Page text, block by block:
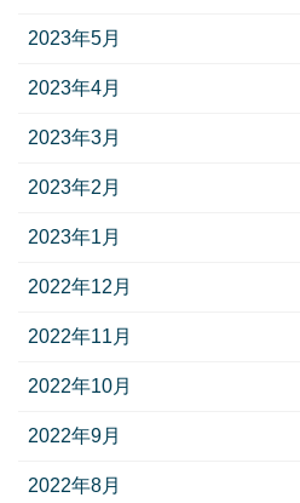
2023年5月
2023年4月
2023年3月
2023年2月
2023年1月
2022年12月
2022年11月
2022年10月
2022年9月
2022年8月